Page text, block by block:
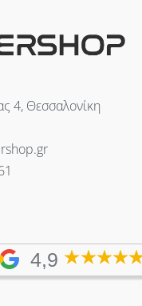
4, Θεσσαλονίκη
4,9